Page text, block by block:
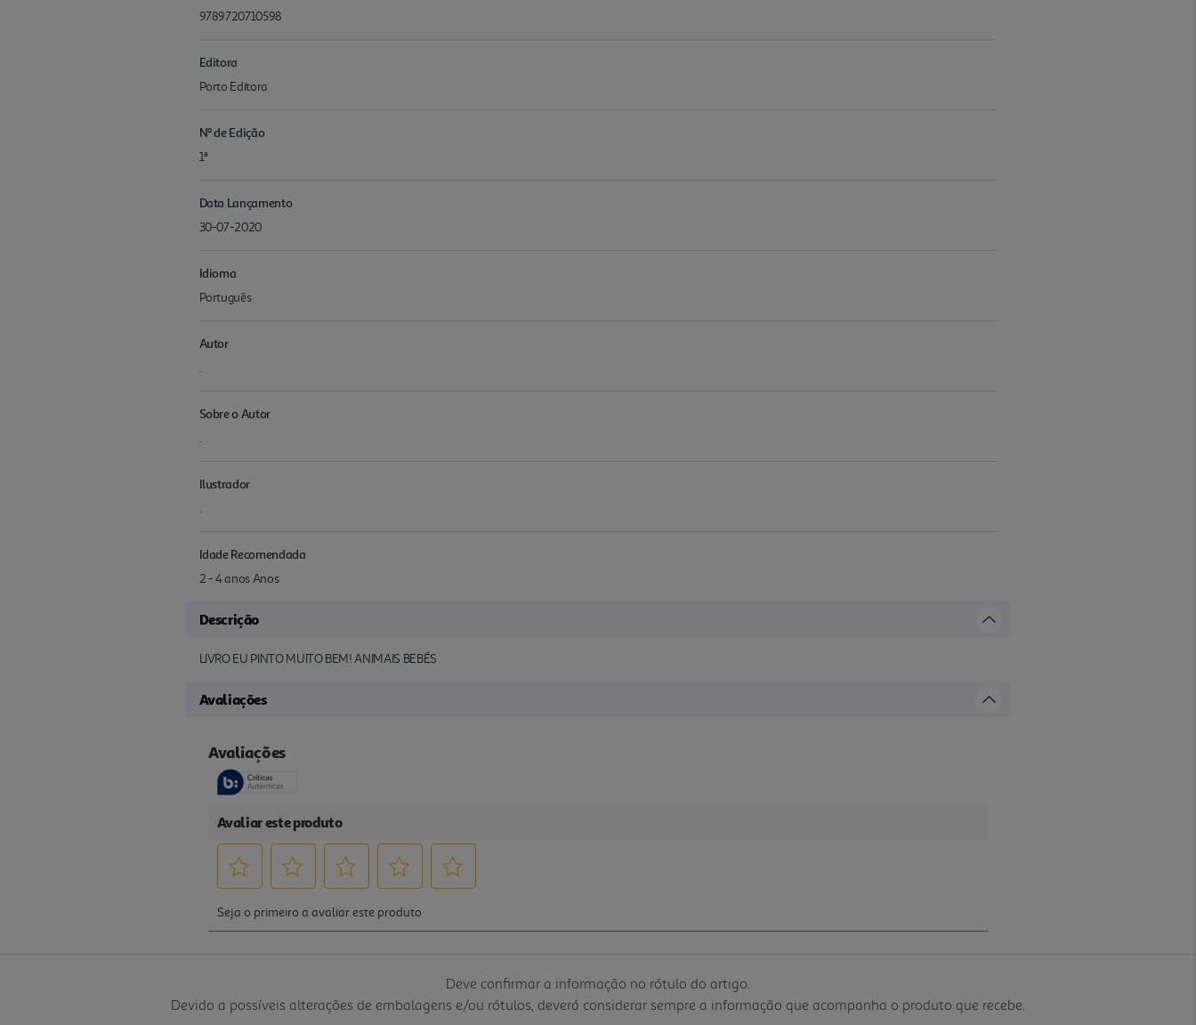
9789720710598
Editora
Porto Editora
Nº de Edição
1ª
Data Lançamento
30-07-2020
Idioma
Português
Autor
.
Sobre o Autor
.
Ilustrador
.
Idade Recomendada
2 - 4 anos Anos
Descrição
LIVRO EU PINTO MUITO BEM! ANIMAIS BEBÉS
Avaliações
Deve confirmar a informação no rótulo do artigo.
Devido a possíveis alterações de embalagens e/ou rótulos, deverá considerar sempre a informação que acompanha o produto que recebe.